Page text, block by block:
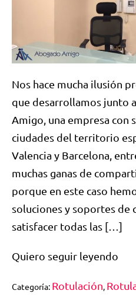
Nos hace mucha ilusión
que desarrollamos junto
Amigo, una empresa con
ciudades del territorio
Valencia y Barcelona,
muchas ganas de
porque en este caso
soluciones y soportes de
satisfacer todas las […]
Quiero seguir leyendo
Categoría: Rotulación,